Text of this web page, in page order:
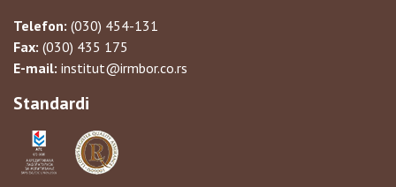
Telefon: (030) 454-131
Fax: (030) 435 175
E-mail: institut@irmbor.co.rs
Standardi